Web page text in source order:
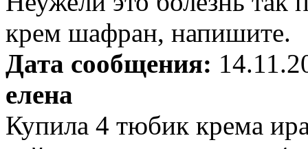
крем шафран, напишите.
Дата сообщения:
елена
Купила 4 тюбик крема